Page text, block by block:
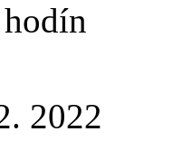
2022